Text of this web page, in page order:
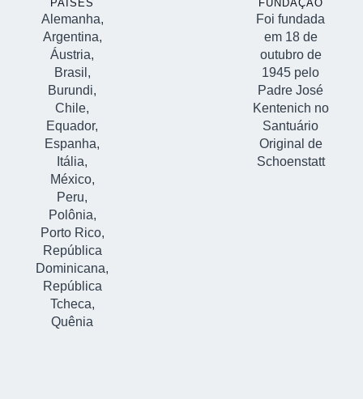
PAÍSES
Alemanha,
Argentina,
Áustria,
Brasil,
Burundi,
Chile,
Equador,
Espanha,
Itália,
México,
Peru,
Polônia,
Porto Rico,
República
Dominicana,
República
Tcheca,
Quênia
FUNDAÇÃO
Foi fundada
em 18 de
outubro de
1945 pelo
Padre José
Kentenich no
Santuário
Original de
Schoenstatt